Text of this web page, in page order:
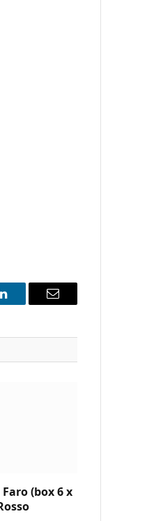
LinkedIn Email
(box 6 x